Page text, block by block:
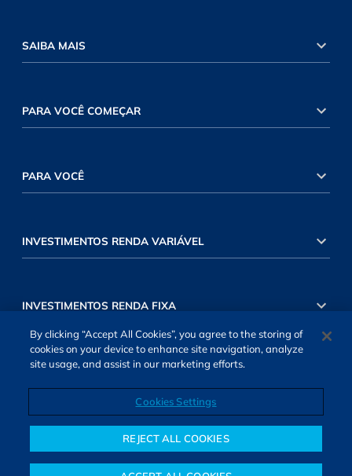
SAIBA MAIS
PARA VOCÊ COMEÇAR
PARA VOCÊ
INVESTIMENTOS RENDA VARIÁVEL
INVESTIMENTOS RENDA FIXA
Cookies Settings
By clicking “Accept All Cookies”, you agree to the storing of
cookies on your device to enhance site navigation, analyze
site usage, and assist in our marketing efforts.
Cookies Settings
REJECT ALL COOKIES